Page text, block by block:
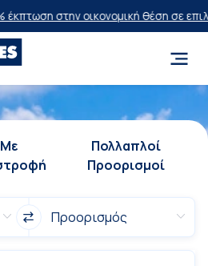
οικονομική θέση σε επιλεγμένα
Με
Πολλαπλοί
Προορισμοί